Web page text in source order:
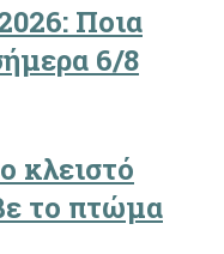
Ποια
6/8
κλειστό
το πτώμα